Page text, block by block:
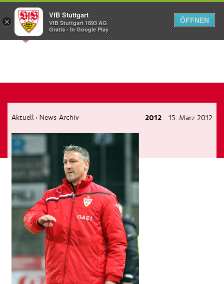
Menü
Aktuell › News-Archiv 2012 15. März 2012
×
VfB Stuttgart
VfB Stuttgart 1893 AG
Gratis - In Google Play
ÖFFNEN